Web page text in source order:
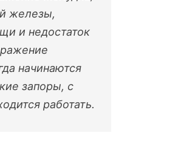
железы,
и недостаток
начинаются
запоры, с
работать.